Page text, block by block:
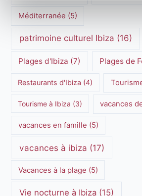
Méditerranée (5)
patrimoine culturel Ibiza (16)
Plages d'Ibiza (7) Plages de
Restaurants d'Ibiza (4)
Tourisme à Ibiza (3) vacances
vacances en famille (5)
vacances à ibiza (17)
Vacances à la plage (5)
Vie nocturne à Ibiza(15)